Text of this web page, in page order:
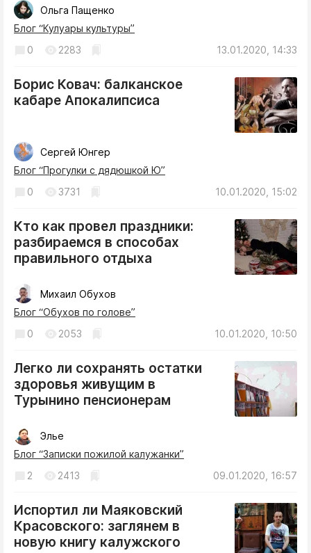
Ольга Пащенко
Блог “Кулуары культуры”
13.01.2020, 14:33
0 2283
Борис Ковач: балканское
кабаре Апокалипсиса
Сергей Юнгер
Блог “Прогулки с дядюшкой Ю”
10.01.2020, 15:02
0 3731
Кто как провел праздники:
разбираемся в способах
правильного отдыха
Михаил Обухов
Блог “Обухов по голове”
10.01.2020, 10:50
0 2053
Легко ли сохранять остатки
здоровья живущим в
Турынино пенсионерам
Элье
Блог “Записки пожилой калужанки”
09.01.2020, 16:57
2 2413
Испортил ли Маяковский
Красовского: заглянем в
новую книгу калужского